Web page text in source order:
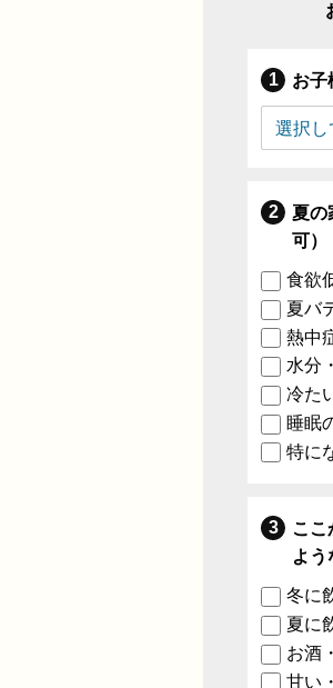
お子
夏の
可）
食欲
夏バ
熱中
水分
冷た
睡眠
特に
ここ
よう
冬に
夏に
お酒
甘い